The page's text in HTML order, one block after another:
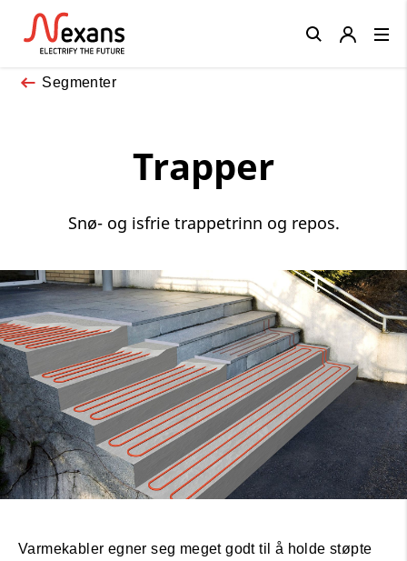
Segmenter
Trapper
Snø- og isfrie trappetrinn og repos.
Varmekabler egner seg meget godt til å holde støpte
Close